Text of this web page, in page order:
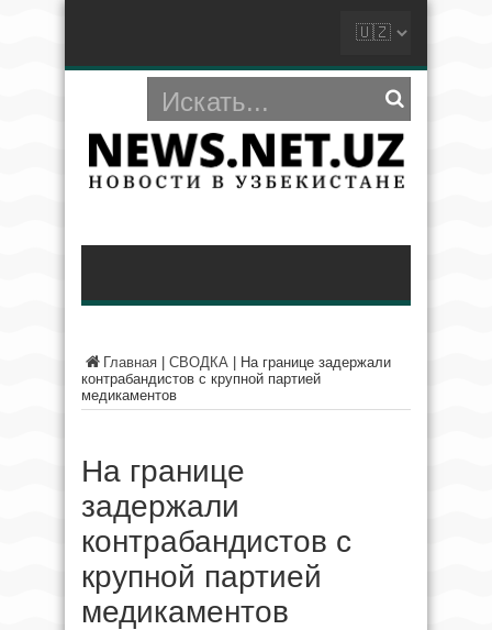
Главная СВОДКА
На границе задержали
контрабандистов с крупной партией
медикаментов
На границе
задержали
контрабандистов с
крупной партией
медикаментов